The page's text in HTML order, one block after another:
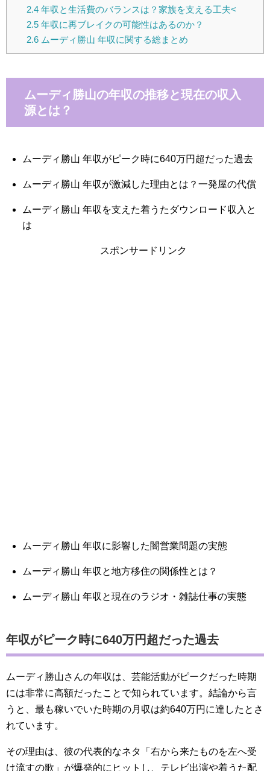
2.4年収と生活費のバランスは？家族を支える工夫<
2.5年収に再ブレイクの可能性はあるのか？
2.6ムーディ勝山 年収に関する総まとめ
ムーディ勝山の年収の推移と現在の収入
源とは？
ムーディ勝山 年収がピーク時に640万円超だった過去
ムーディ勝山 年収が激減した理由とは？一発屋の代償
ムーディ勝山 年収を支えた着うたダウンロード収入と
は
スポンサードリンク
ムーディ勝山 年収に影響した闇営業問題の実態
ムーディ勝山 年収と地方移住の関係性とは？
ムーディ勝山 年収と現在のラジオ・雑誌仕事の実態
年収がピーク時に640万円超だった過去
ムーディ勝山さんの年収は、芸能活動がピークだった時期
には非常に高額だったことで知られています。結論から言
うと、最も稼いでいた時期の月収は約640万円に達したとさ
れています。
その理由は、彼の代表的なネタ「右から来たものを左へ受
け流すの歌」が爆発的にヒットし、テレビ出演や着うた配